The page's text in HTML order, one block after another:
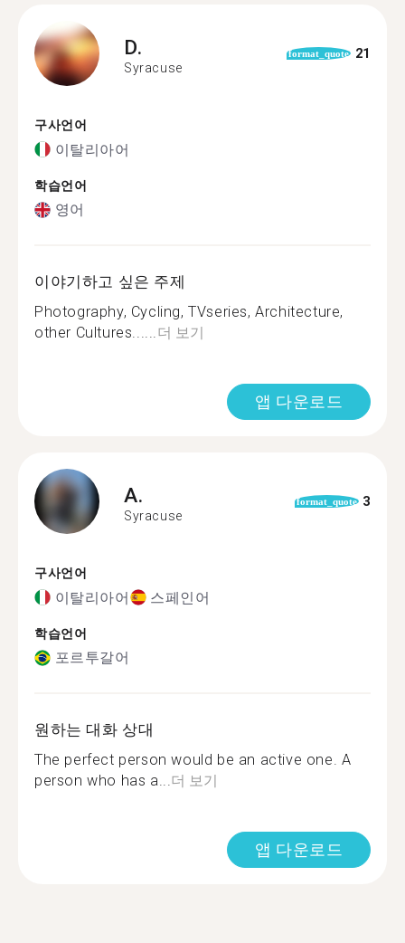
D.
Syracuse
format_quote 21
구사언어
이탈리아어
학습언어
영어
이야기하고 싶은 주제
Photography, Cycling, TVseries, Architecture,
other Cultures......더 보기
앱 다운로드
A.
Syracuse
format_quote 3
구사언어
이탈리아어 스페인어
학습언어
포르투갈어
원하는 대화 상대
The perfect person would be an active one. A
person who has a...더 보기
앱 다운로드